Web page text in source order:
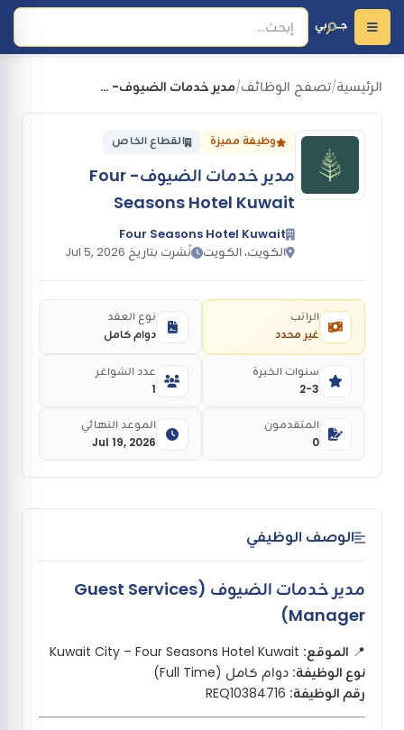
الرئيسية/تصفح الوظائف/ مدير خدمات الضيوف- Four Seasons Hotel Kuwait
وظيفة مميزة القطاع الخاص
مدير خدمات الضيوف- Four
Seasons Hotel Kuwait
Four Seasons Hotel Kuwait
الكويت، الكويت
نُشرت بتاريخ Jul 5, 2026
غير محدد
الراتب
دوام كامل
نوع العقد
2-3
سنوات الخبرة
1
عدد الشواغر
0
المتقدمون
Jul 19, 2026
الموعد النهائي
الوصف الوظيفي
مدير خدمات الضيوف (Guest Services
Manager)
📍 الموقع:
نوع الوظيفة: دوام كامل (Full Time)
رقم الوظيفة: